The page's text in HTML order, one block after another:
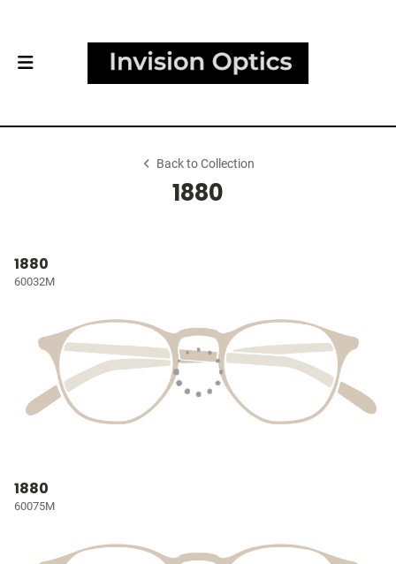
Back to Collection
1880
1880
60032M
1880
60075M